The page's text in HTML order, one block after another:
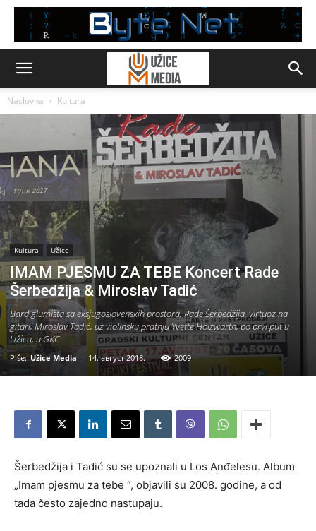
Naslovna Kultura
Kultura Užice
IMAM PJESMU ZA TEBE Koncert Rade
Šerbedžija & Miroslav Tadić
Bard glumišta sa eksjugoslovenskih prostora, Rade Šerbedžija, virtuoz na
gitari, Miroslav Tadić, uz violinsku pratnju Yvette Holzwarth, po prvi put u
Užicu, u GKC
Piše: Užice Media - 14. август 2018. 2009
Šerbedžija i Tadić su se upoznali u Los Anđelesu. Album
„Imam pjesmu za tebe “, objavili su 2008. godine, a od
tada često zajedno nastupaju.